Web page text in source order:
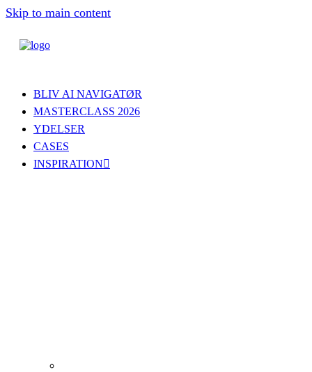
Skip to main content
BLIV AI NAVIGATØR
MASTERCLASS 2026
YDELSER
CASES
INSPIRATION